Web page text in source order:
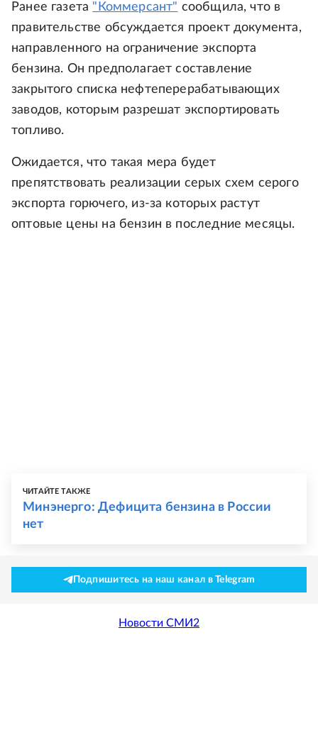
Ранее газета "Коммерсант" сообщила, что в
правительстве обсуждается проект документа,
направленного на ограничение экспорта
бензина. Он предполагает составление
закрытого списка нефтеперерабатывающих
заводов, которым разрешат экспортировать
топливо.
Ожидается, что такая мера будет
препятствовать реализации серых схем серого
экспорта горючего, из-за которых растут
оптовые цены на бензин в последние месяцы.
ЧИТАЙТЕ ТАКЖЕ
Минэнерго: Дефицита бензина в России
нет
Подпишитесь на наш канал в Telegram
Новости СМИ2